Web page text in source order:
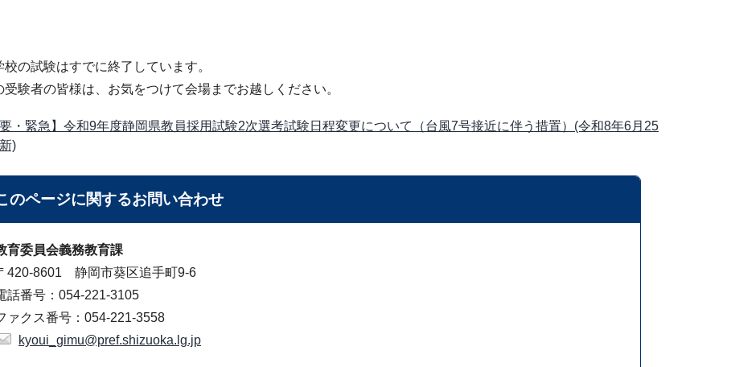
の試験はすでに終了しています。
験者の皆様は、お気をつけて会場までお越しください。
要・緊急】令和9年度静岡県教員採用試験2次選考試験日程変更について（台風7号接近に伴う措置）(令和8年6月25
)
のページに関するお問い合わせ
育委員会義務教育課
420-8601 静岡市葵区追手町9-6
話番号：054-221-3105
ァクス番号：054-221-3558
kyoui_gimu@pref.shizuoka.lg.jp